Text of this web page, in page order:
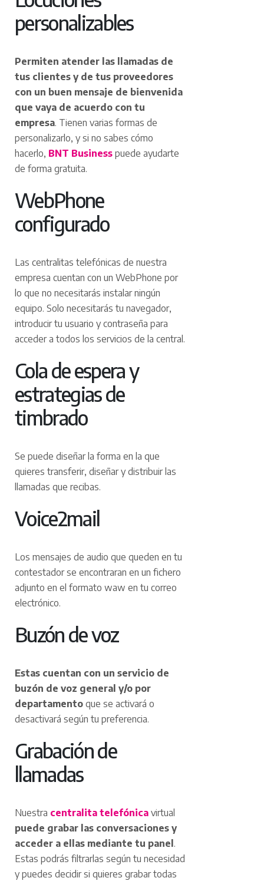
personalizables
Permiten atender las llamadas de
tus clientes y de tus proveedores
con un buen mensaje de bienvenida
que vaya de acuerdo con tu
empresa. Tienen varias formas de
personalizarlo, y si no sabes cómo
hacerlo, BNT Business puede ayudarte
de forma gratuita.
WebPhone
configurado
Las centralitas telefónicas de nuestra
empresa cuentan con un WebPhone por
lo que no necesitarás instalar ningún
equipo. Solo necesitarás tu navegador,
introducir tu usuario y contraseña para
acceder a todos los servicios de la central.
Cola de espera y
estrategias de
timbrado
Se puede diseñar la forma en la que
quieres transferir, diseñar y distribuir las
llamadas que recibas.
Voice2mail
Los mensajes de audio que queden en tu
contestador se encontraran en un fichero
adjunto en el formato waw en tu correo
electrónico.
Buzón de voz
Estas cuentan con un servicio de
buzón de voz general y/o por
departamento que se activará o
desactivará según tu preferencia.
Grabación de
llamadas
Nuestra centralita telefónica virtual
puede grabar las conversaciones y
acceder a ellas mediante tu panel .
Estas podrás filtrarlas según tu necesidad
y puedes decidir si quieres grabar todas